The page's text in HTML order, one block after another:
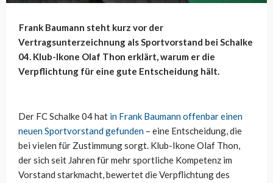
Frank Baumann steht kurz vor der
Vertragsunterzeichnung als Sportvorstand bei Schalke
04. Klub-Ikone Olaf Thon erklärt, warum er die
Verpflichtung für eine gute Entscheidung hält.
Der FC Schalke 04 hat in Frank Baumann offenbar einen
neuen Sportvorstand gefunden – eine Entscheidung, die
bei vielen für Zustimmung sorgt. Klub-Ikone Olaf Thon,
der sich seit Jahren für mehr sportliche Kompetenz im
Vorstand starkmacht, bewertet die Verpflichtung des